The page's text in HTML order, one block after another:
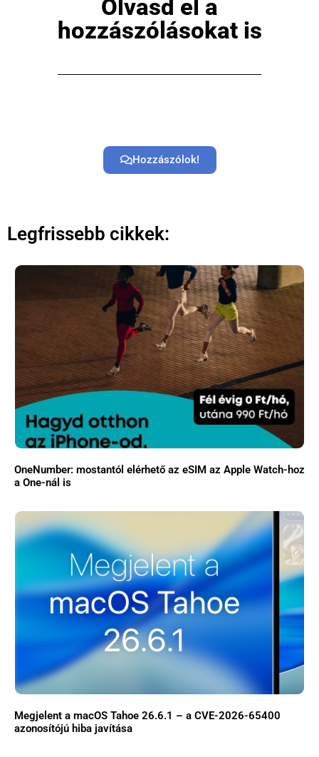
Olvasd el a
hozzászólásokat is
Hozzászólok!
Legfrissebb cikkek:
OneNumber: mostantól elérhető az eSIM az Apple Watch-hoz
a One-nál is
Megjelent a macOS Tahoe 26.6.1 – a CVE-2026-65400
azonosítójú hiba javítása
Közösség